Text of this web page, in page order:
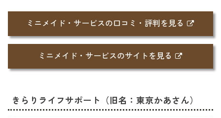
ミニメイド・サービスの口コミ・評判を見る
ミニメイド・サービスのサイトを見る
きらりライフサポート（旧名：東京かあさん）